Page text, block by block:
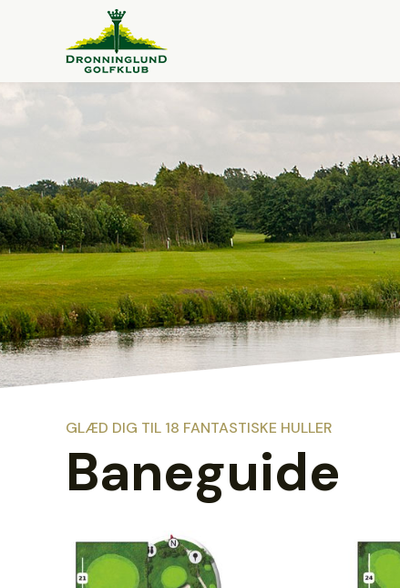
GLÆD DIG TIL 18 FANTASTISKE HULLER
Baneguide